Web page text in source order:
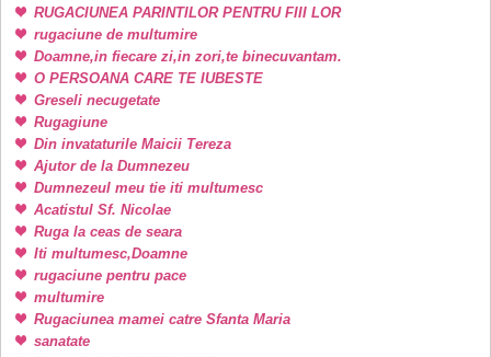
RUGACIUNEA PARINTILOR PENTRU FIII LOR
rugaciune de multumire
Doamne,in fiecare zi,in zori,te binecuvantam.
O PERSOANA CARE TE IUBESTE
Greseli necugetate
Rugagiune
Din invataturile Maicii Tereza
Ajutor de la Dumnezeu
Dumnezeul meu tie iti multumesc
Acatistul Sf. Nicolae
Ruga la ceas de seara
Iti multumesc,Doamne
rugaciune pentru pace
multumire
Rugaciunea mamei catre Sfanta Maria
sanatate